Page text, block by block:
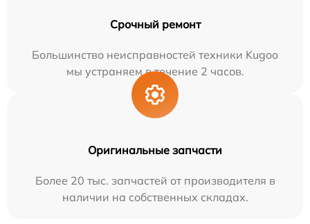
Срочный ремонт
Большинство неисправностей техники Kugoo
мы устраняем в течение 2 часов.
Оригинальные запчасти
Более 20 тыс. запчастей от производителя в
наличии на собственных складах.